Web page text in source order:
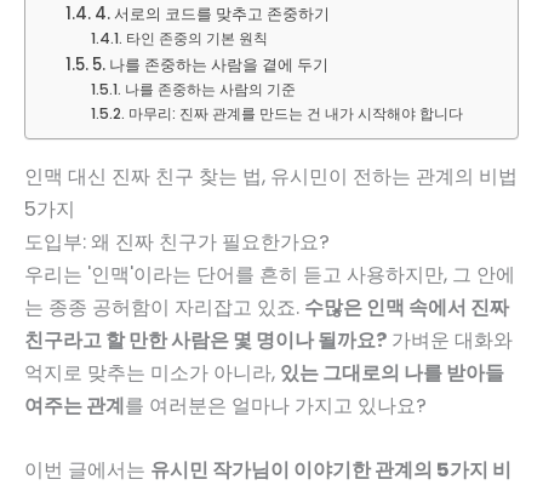
4. 서로의 코드를 맞추고 존중하기
타인 존중의 기본 원칙
5. 나를 존중하는 사람을 곁에 두기
나를 존중하는 사람의 기준
마무리: 진짜 관계를 만드는 건 내가 시작해야 합니다
인맥 대신 진짜 친구 찾는 법, 유시민이 전하는 관계의 비법
5가지
도입부: 왜 진짜 친구가 필요한가요?
우리는 '인맥'이라는 단어를 흔히 듣고 사용하지만, 그 안에
는 종종 공허함이 자리잡고 있죠. 수많은 인맥 속에서 진짜
친구라고 할 만한 사람은 몇 명이나 될까요? 가벼운 대화와
억지로 맞추는 미소가 아니라, 있는 그대로의 나를 받아들
여주는 관계를 여러분은 얼마나 가지고 있나요?
이번 글에서는 유시민 작가님이 이야기한 관계의 5가지 비